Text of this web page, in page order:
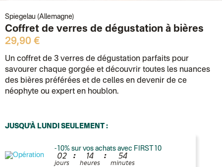
Spiegelau (Allemagne)
Coffret de verres de dégustation à bières
29,90 €
Un coffret de 3 verres de dégustation parfaits pour
savourer chaque gorgée et découvrir toutes les nuances
des bières préférées et de celles en devenir de ce
néophyte ou expert en houblon.
JUSQU'À LUNDI SEULEMENT :
-10% sur vos achats avec FIRST10
02
jours
: 14
heures
: 54
minutes